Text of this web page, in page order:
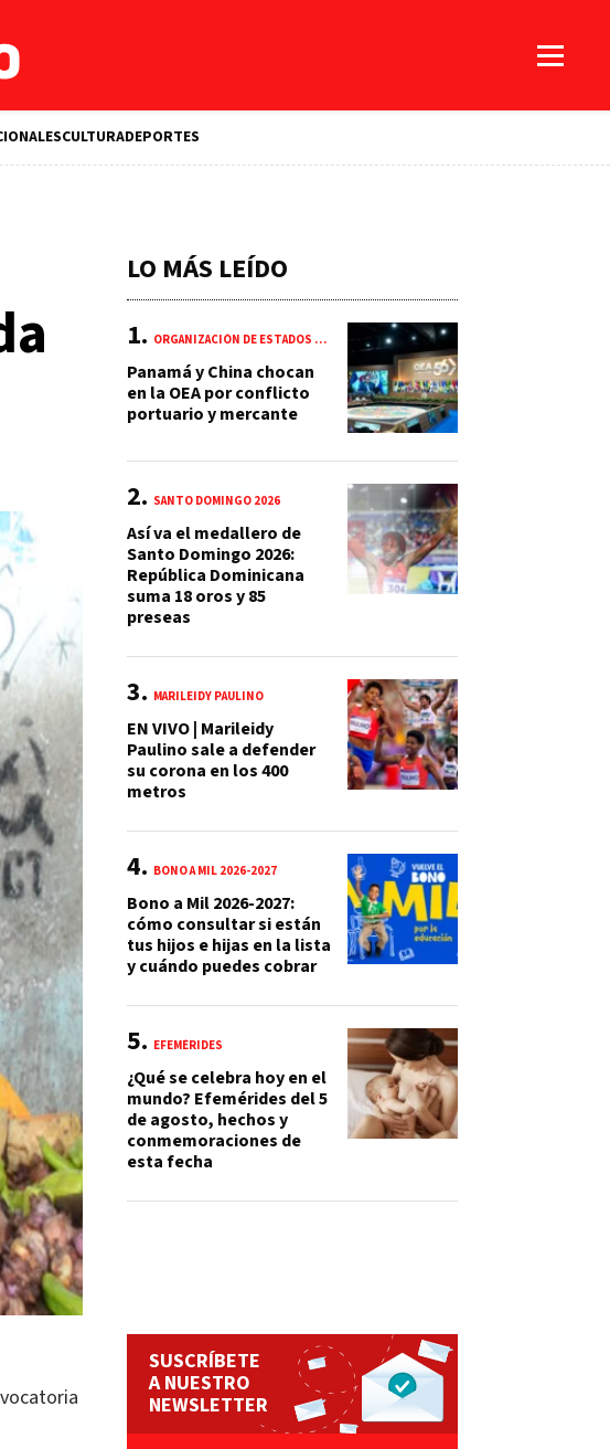
CULTURADEPORTES
LO MÁS LEÍDO
ORGANIZACIÓN DE ESTADOS AMERICANOS (OEA)
Panamá y China chocan
en la OEA por conflicto
portuario y mercante
SANTO DOMINGO 2026
Así va el medallero de
Santo Domingo 2026:
República Dominicana
suma 18 oros y 85
preseas
MARILEIDY PAULINO
EN VIVO | Marileidy
Paulino sale a defender
su corona en los 400
metros
BONO A MIL 2026-2027
Bono a Mil 2026-2027:
cómo consultar si están
tus hijos e hijas en la lista
y cuándo puedes cobrar
EFEMÉRIDES
¿Qué se celebra hoy en el
mundo? Efemérides del 5
de agosto, hechos y
conmemoraciones de
esta fecha
SUSCRÍBETE
A NUESTRO
NEWSLETTER